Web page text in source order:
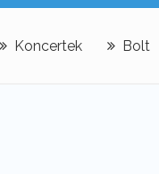
Koncertek Bolt